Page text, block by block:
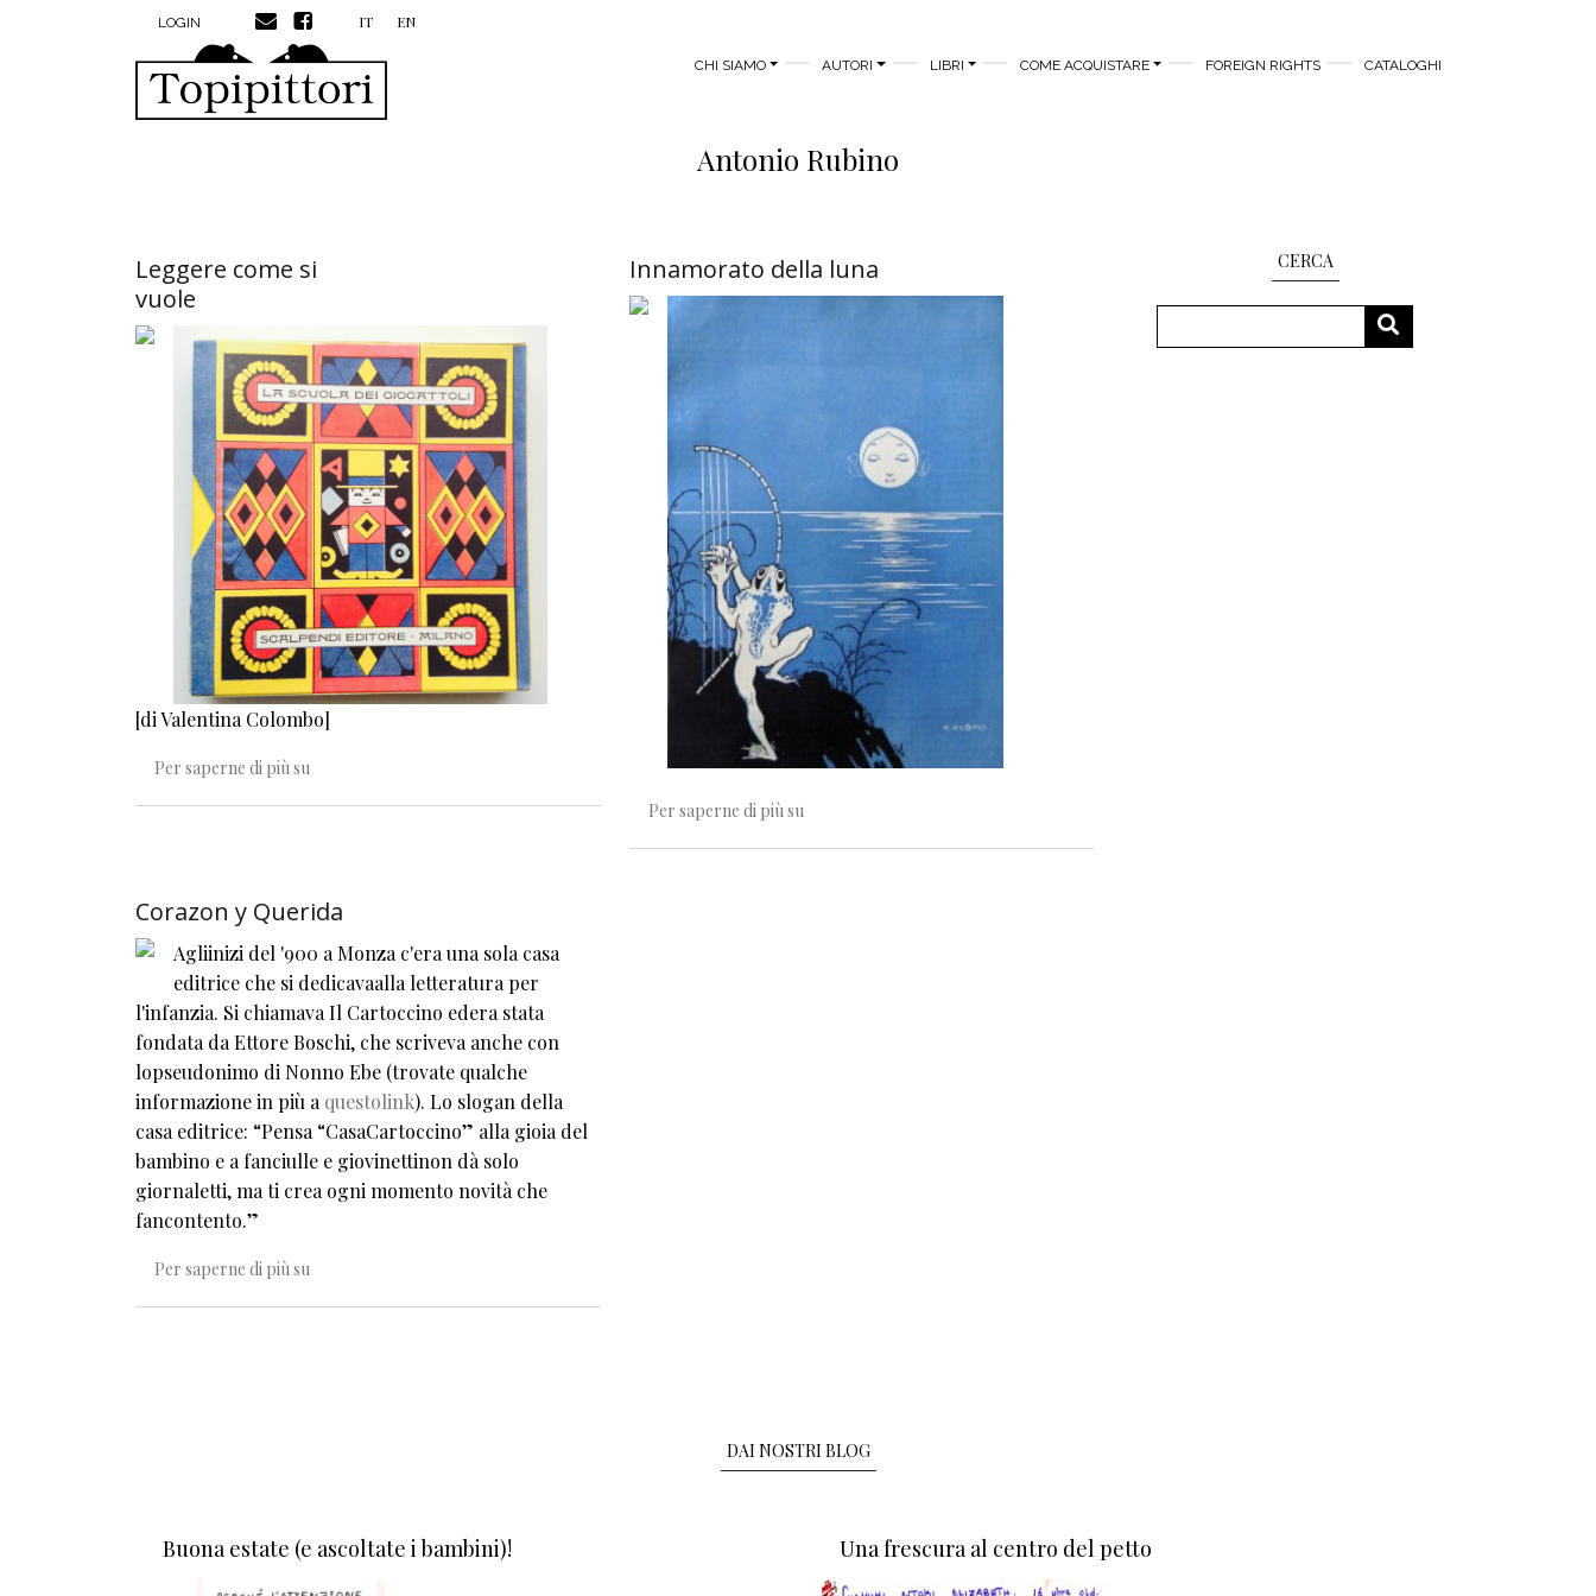
Salta al contenuto principale
MENU PROFILO UTENTE
LOGIN IT EN
MAIN MENU
CHI SIAMO AUTORI LIBRI COME ACQUISTARE FOREIGN RIGHTS CATALOGHI
Antonio Rubino
Leggere come si
vuole
[di Valentina Colombo]
Per saperne di più su
Innamorato della luna
Per saperne di più suInnamorato della luna
Corazon y Querida
Agliinizi del '900 a Monza c'era una sola casa
editrice che si dedicavaalla letteratura per
l'infanzia. Si chiamava Il Cartoccino edera stata
fondata da Ettore Boschi, che scriveva anche con
lopseudonimo di Nonno Ebe (trovate qualche
informazione in più a questolink). Lo slogan della
casa editrice: “Pensa “CasaCartoccino” alla gioia del
bambino e a fanciulle e giovinettinon dà solo
giornaletti, ma ti crea ogni momento novità che
fancontento.”
Per saperne di più su
CERCA
CERCA
DAI NOSTRI BLOG
Buona estate (e ascoltate i bambini)! Una frescura al centro del petto